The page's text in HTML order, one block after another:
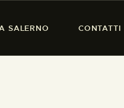
SALERNO CONTATTI